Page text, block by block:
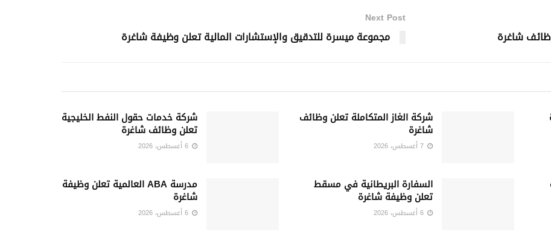
شاغرة
Next Post
مجموعة ميسرة للتدقيق والإستشارات المالية تعلن وظيفة شاغرة
شركة الغاز المتكاملة تعلن وظائف
شاغرة
شركة خدمات حقول النفط الخليجية
تعلن وظائف شاغرة
السفارة البريطانية في مسقط
تعلن وظيفة شاغرة
مدرسة ABA العالمية تعلن وظيفة
شاغرة